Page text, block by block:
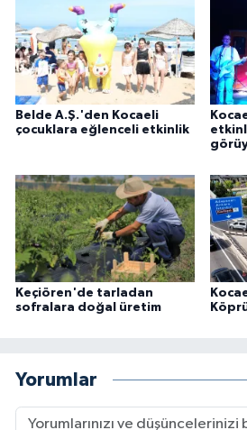
Belde A.Ş.'den Kocaeli
çocuklara eğlenceli etkinlik
Keçiören'de tarladan
sofralara doğal üretim
Yorumlar